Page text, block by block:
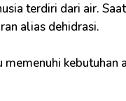
terdiri dari air.
alias dehidrasi.
kebutuhan